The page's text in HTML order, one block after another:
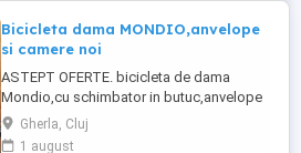
Bicicleta dama MONDIO,anvelope
si camere noi
ASTEPT OFERTE. bicicleta de dama
Mondio,cu schimbator in butuc,anvelope
si camere noi
Gherla, Cluj
1 august